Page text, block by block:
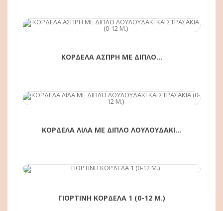
ΑΓΟΡΆ
ΚΟΡΔΕΛΑ ΑΣΠΡΗ ΜΕ ΔΙΠΛΟ...
ΑΓΟΡΆ
ΚΟΡΔΕΛΑ ΛΙΛΑ ΜΕ ΔΙΠΛΟ ΛΟΥΛΟΥΔΑΚΙ...
ΑΓΟΡΆ
ΓΙΟΡΤΙΝΗ ΚΟΡΔΕΛΑ 1 (0-12 Μ.)